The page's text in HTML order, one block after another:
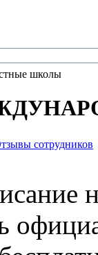
школы
сотрудников